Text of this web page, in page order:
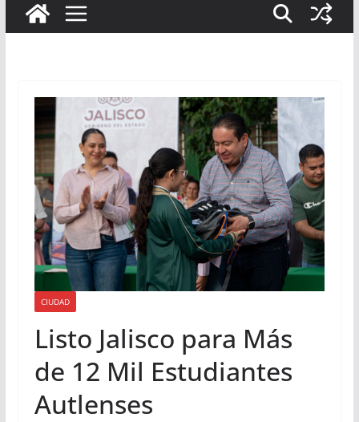
CIUDAD
Listo Jalisco para Más
de 12 Mil Estudiantes
Autlenses